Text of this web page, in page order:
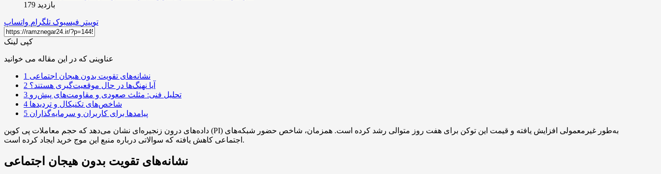
بازدید 179
توییتر فیسبوک تلگرام واتساپ
کپی لینک
عناوینی که در این مقاله می خوانید
1 نشانه‌های تقویت بدون هیجان اجتماعی
2 آیا نهنگ‌ها در حال موقعیت‌گیری هستند؟
3 تحلیل فنی: مثلث صعودی و مقاومت‌های پیش‌رو
4 شاخص‌های تکنیکال و تردیدها
5 پیامدها برای کاربران و سرمایه‌گذاران
داده‌های درون زنجیره‌ای نشان می‌دهد که حجم معاملات پی کوین (PI) به‌طور غیرمعمولی افزایش یافته و قیمت این توکن برای هفت روز متوالی رشد کرده است. همزمان، شاخص حضور شبکه‌های
اجتماعی کاهش یافته که سوالاتی درباره منبع این موج خرید ایجاد کرده است.
نشانه‌های تقویت بدون هیجان اجتماعی